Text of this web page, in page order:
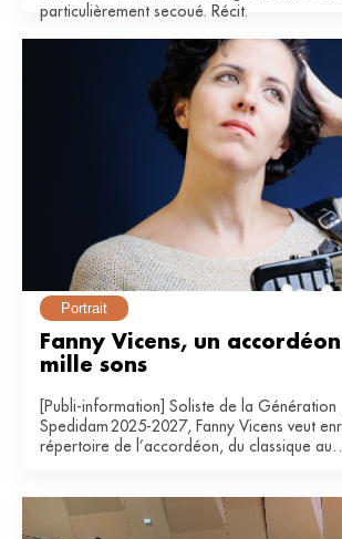
particulièrement secoué. Récit.
Portrait
Fanny Vicens, un
mille sons
[Publi-information] Soliste de la Génération
Spedidam 2025-2027, Fanny Vicens veut
répertoire de l’accordéon, du classique au